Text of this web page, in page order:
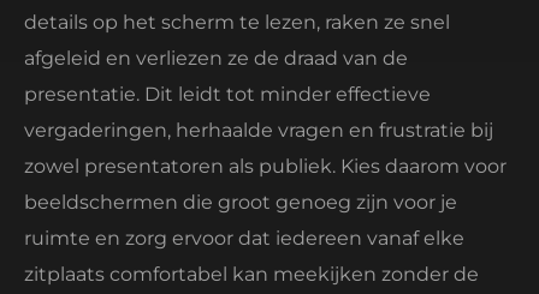
details op het scherm te lezen, raken ze snel
afgeleid en verliezen ze de draad van de
presentatie. Dit leidt tot minder effectieve
vergaderingen, herhaalde vragen en frustratie bij
zowel presentatoren als publiek. Kies daarom voor
beeldschermen die groot genoeg zijn voor je
ruimte en zorg ervoor dat iedereen vanaf elke
zitplaats comfortabel kan meekijken zonder de